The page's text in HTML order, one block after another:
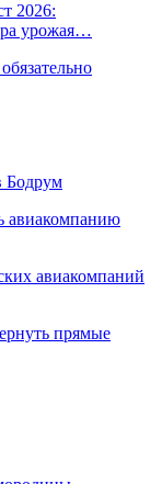
2026:
урожая…
Бодрум
авиакомпанию
авиакомпаний
прямые